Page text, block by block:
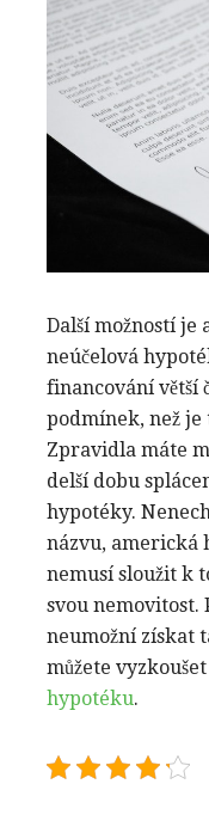
Další možností je
neúčelová
financování větší
podmínek, než je
Zpravidla máte
delší dobu
hypotéky.
názvu, americká
nemusí sloužit k
svou nemovitost.
neumožní získat
můžete vyzkoušet
hypotéku.